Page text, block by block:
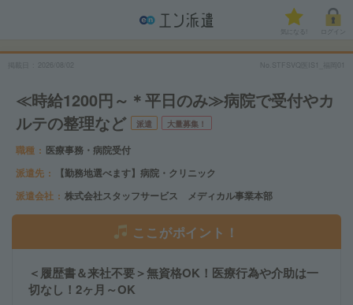
気になる!
No.STFSVQ医IS1_福岡01
≪時給1200円～＊平日のみ≫病院で受付やカ
ルテの整理など
派遣 大量募集！
職種
医療事務・病院受付
派遣先
【勤務地選べます】病院・クリニック
派遣会社
株式会社スタッフサービス メディカル事業本部
ここがポイント！
＜履歴書＆来社不要＞無資格OK！医療行為や介助は一
切なし！2ヶ月～OK